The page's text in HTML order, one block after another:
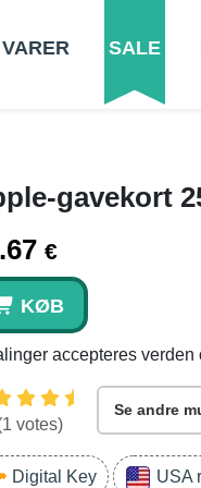
VARER SALE
gavekort
€
KØB
accepteres verden
1 votes)
Se andre
Digital Key USA